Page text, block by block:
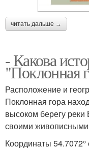
читать дальше →
- Какова
"Поклонная
Расположение и
Поклонная гора
высоком берегу реки
своими живописными
Координаты